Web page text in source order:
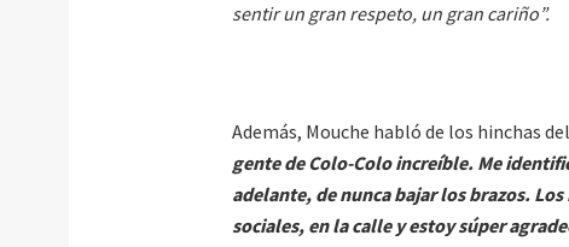
sentir un gran respeto, un gran cariño”.
Además, Mouche habló de los hinchas
gente de Colo-Colo increíble. Me
adelante, de nunca bajar los brazos.
sociales, en la calle y estoy súper